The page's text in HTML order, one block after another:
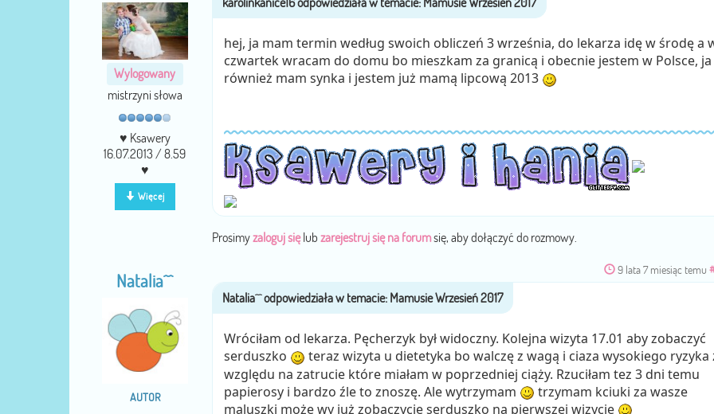
Wylogowany
mistrzyni słowa
♥ Ksawery
16.07.2013 / 8.59
♥
Więcej
hej, ja mam termin według swoich obliczeń 3 września, do lekarza idę w środę a
czwartek wracam do domu bo mieszkam za granicą i obecnie jestem w Polsce, ja
również mam synka i jestem już mamą lipcową 2013
Prosimyzaloguj sięlub zarejestruj się na forumsię, aby dołączyć do rozmowy.
Natalia^^
AUTOR
9 lata 7 miesiąc temu
Wróciłam od lekarza. Pęcherzyk był widoczny. Kolejna wizyta 17.01 aby zobaczyć
serduszko
teraz wizyta u dietetyka bo walczę z wagą i ciaza wysokiego ryzyka
względu na zatrucie które miałam w poprzedniej ciąży. Rzuciłam tez 3 dni temu
papierosy i bardzo źle to znoszę. Ale wytrzymam
trzymam kciuki za wasze
maluszki może wy już zobaczycie serduszko na pierwszej wizycie